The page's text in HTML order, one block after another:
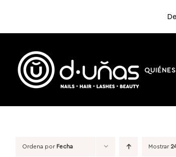
contenido
Ordena por Fecha Mostrar